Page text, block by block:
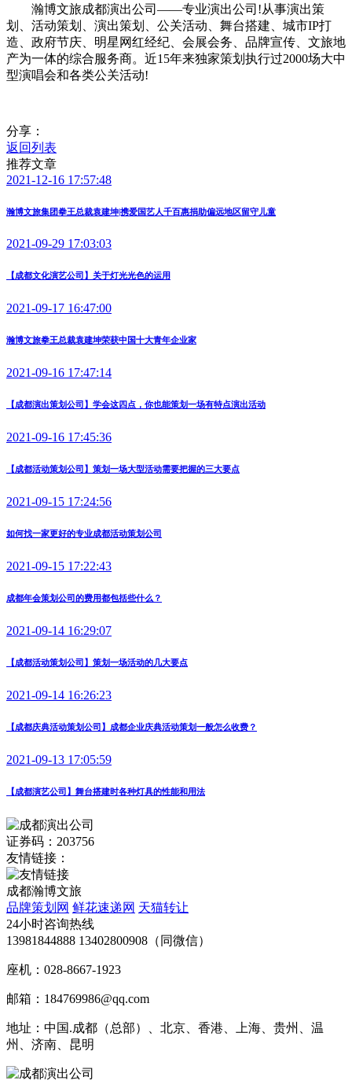
瀚博文旅成都演出公司——专业演出公司!从事演出策
划、活动策划、演出策划、公关活动、舞台搭建、城市IP打
造、政府节庆、明星网红经纪、会展会务、品牌宣传、文旅地
产为一体的综合服务商。近15年来独家策划执行过2000场大中
型演唱会和各类公关活动!
分享：
返回列表
推荐文章
2021-12-16 17:57:48
瀚博文旅集团拳王总裁袁建坤|携爱国艺人千百惠捐助偏远地区留守儿童
2021-09-29 17:03:03
【成都文化演艺公司】关于灯光光色的运用
2021-09-17 16:47:00
瀚博文旅拳王总裁袁建坤荣获中国十大青年企业家
2021-09-16 17:47:14
【成都演出策划公司】学会这四点，你也能策划一场有特点演出活动
2021-09-16 17:45:36
【成都活动策划公司】策划一场大型活动需要把握的三大要点
2021-09-15 17:24:56
如何找一家更好的专业成都活动策划公司
2021-09-15 17:22:43
成都年会策划公司的费用都包括些什么？
2021-09-14 16:29:07
【成都活动策划公司】策划一场活动的几大要点
2021-09-14 16:26:23
【成都庆典活动策划公司】成都企业庆典活动策划一般怎么收费？
2021-09-13 17:05:59
【成都演艺公司】舞台搭建时各种灯具的性能和用法
证券码：203756
友情链接：
成都瀚博文旅
品牌策划网 鲜花速递网 天猫转让
24小时咨询热线
13981844888 13402800908（同微信）
座机：028-8667-1923
邮箱：184769986@qq.com
地址：中国.成都（总部）、北京、香港、上海、贵州、温
州、济南、昆明